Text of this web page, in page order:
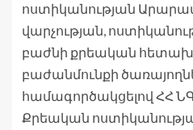
ոստիկանության
վարչության,
բաժնի քրեական
բաժանմունքի
համագործակցելով ՀՀ
Քրեական